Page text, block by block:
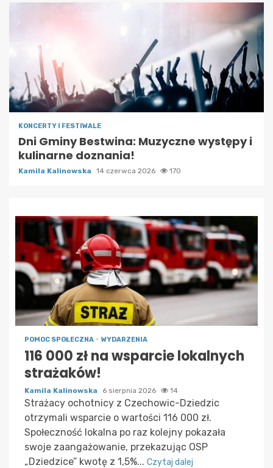
KONCERTY I FESTIWALE
Dni Gminy Bestwina: Muzyczne występy i
kulinarne doznania!
Kamila Kalinowska 14 czerwca 2026 170
POMOC SPOŁECZNA WYDARZENIA
116 000 zł na wsparcie lokalnych
strażaków!
Kamila Kalinowska 6 sierpnia 2026 14
Strażacy ochotnicy z Czechowic-Dziedzic
otrzymali wsparcie o wartości 116 000 zł.
Społeczność lokalna po raz kolejny pokazała
swoje zaangażowanie, przekazując OSP
„Dziedzice” kwotę z 1,5%... Czytaj dalej